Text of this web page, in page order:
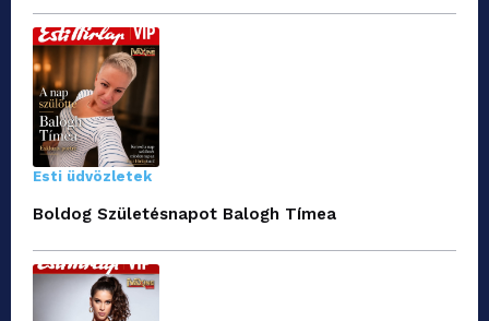
Esti üdvözletek
Boldog Születésnapot Balogh Tímea